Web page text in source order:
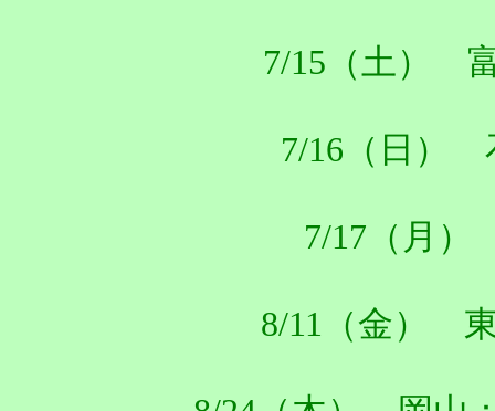
7/15（土）
7/16（日）
7/17（月
8/11（金）